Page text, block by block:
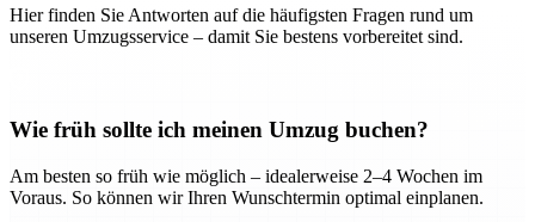
Hier finden Sie Antworten auf die häufigsten Fragen rund um
unseren Umzugsservice – damit Sie bestens vorbereitet sind.
Wie früh sollte ich meinen Umzug buchen?
Am besten so früh wie möglich – idealerweise 2–4 Wochen im
Voraus. So können wir Ihren Wunschtermin optimal einplanen.